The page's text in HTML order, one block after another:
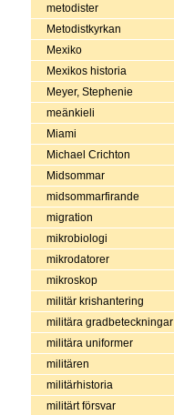
metodister
Metodistkyrkan
Mexiko
Mexikos historia
Meyer, Stephenie
meänkieli
Miami
Michael Crichton
Midsommar
midsommarfirande
migration
mikrobiologi
mikrodatorer
mikroskop
militär krishantering
militära gradbeteckningar
militära uniformer
militären
militärhistoria
militärt försvar